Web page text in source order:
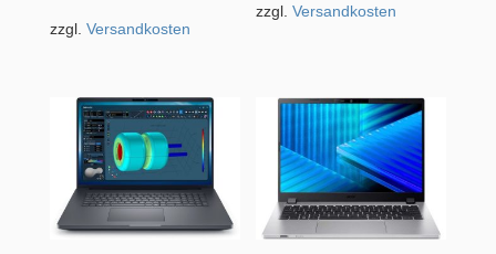
zzgl. Versandkosten
zzgl.Versandkosten